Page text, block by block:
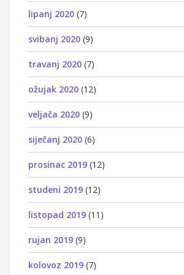
lipanj 2020 (7)
svibanj 2020 (9)
travanj 2020 (7)
ožujak 2020 (12)
veljača 2020 (9)
siječanj 2020 (6)
prosinac 2019 (12)
studeni 2019 (12)
listopad 2019 (11)
rujan 2019 (9)
kolovoz 2019 (7)